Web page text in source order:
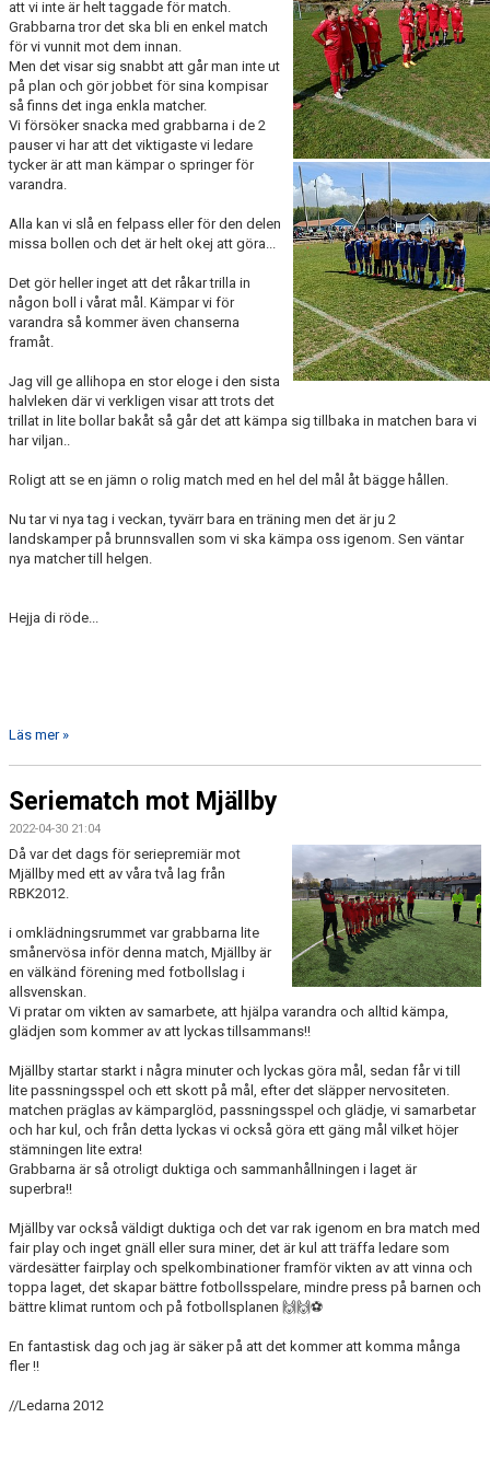
att vi inte är helt taggade för match.
Grabbarna tror det ska bli en enkel match
för vi vunnit mot dem innan.
Men det visar sig snabbt att går man inte ut
på plan och gör jobbet för sina kompisar
så finns det inga enkla matcher.
Vi försöker snacka med grabbarna i de 2
pauser vi har att det viktigaste vi ledare
tycker är att man kämpar o springer för
varandra.
Alla kan vi slå en felpass eller för den delen
missa bollen och det är helt okej att göra...
Det gör heller inget att det råkar trilla in
någon boll i vårat mål. Kämpar vi för
varandra så kommer även chanserna
framåt.
Jag vill ge allihopa en stor eloge i den sista
halvleken där vi verkligen visar att trots det
trillat in lite bollar bakåt så går det att kämpa sig tillbaka in matchen bara vi
har viljan..
Roligt att se en jämn o rolig match med en hel del mål åt bägge hållen.
Nu tar vi nya tag i veckan, tyvärr bara en träning men det är ju 2
landskamper på brunnsvallen som vi ska kämpa oss igenom. Sen väntar
nya matcher till helgen.
Hejja di röde...
Läs mer »
Seriematch mot Mjällby
2022-04-30 21:04
Då var det dags för seriepremiär mot
Mjällby med ett av våra två lag från
RBK2012.
i omklädningsrummet var grabbarna lite
smånervösa inför denna match, Mjällby är
en välkänd förening med fotbollslag i
allsvenskan.
Vi pratar om vikten av samarbete, att hjälpa varandra och alltid kämpa,
glädjen som kommer av att lyckas tillsammans!!
Mjällby startar starkt i några minuter och lyckas göra mål, sedan får vi till
lite passningsspel och ett skott på mål, efter det släpper nervositeten.
matchen präglas av kämparglöd, passningsspel och glädje, vi samarbetar
och har kul, och från detta lyckas vi också göra ett gäng mål vilket höjer
stämningen lite extra!
Grabbarna är så otroligt duktiga och sammanhållningen i laget är
superbra!!
Mjällby var också väldigt duktiga och det var rak igenom en bra match med
fair play och inget gnäll eller sura miner, det är kul att träffa ledare som
värdesätter fairplay och spelkombinationer framför vikten av att vinna och
toppa laget, det skapar bättre fotbollsspelare, mindre press på barnen och
bättre klimat runtom och på fotbollsplanen 🙌🙌⚽️
En fantastisk dag och jag är säker på att det kommer att komma många
fler !!
//Ledarna 2012